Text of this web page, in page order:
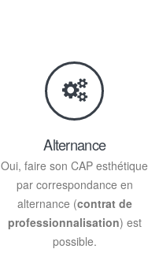
Alternance
Oui, faire son CAP esthétique
par correspondance en
alternance (contrat de
professionnalisation) est
possible.